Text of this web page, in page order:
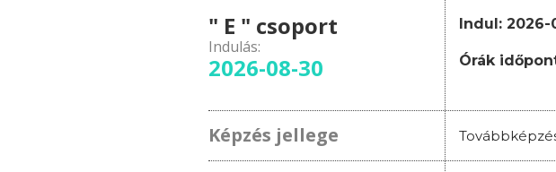
" E " csoport
Indulás:
2026-08-30
Indul: 2026-
Órák
Képzés jellege